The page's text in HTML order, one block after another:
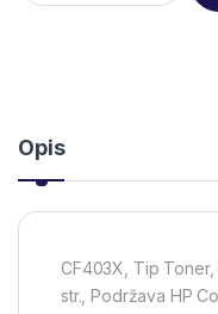
Opis
CF403X, Tip
str., Podržava HP